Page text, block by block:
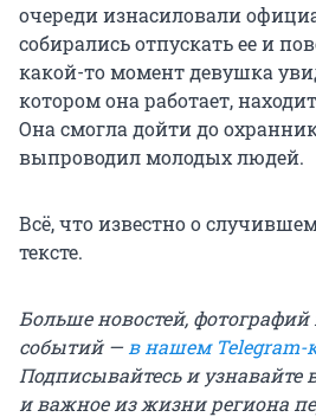
очереди изнасиловали
собирались отпускать ее и
какой-то момент девушка
котором она работает,
Она смогла дойти до
выпроводил молодых людей.
Всё, что известно о
тексте.
Больше новостей, фотографий
событий — в нашем Telegram-
Подписывайтесь и узнавайте
и важное из жизни региона